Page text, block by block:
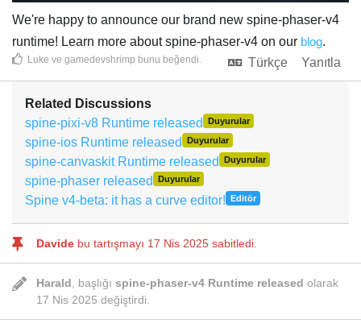
We're happy to announce our brand new spine-phaser-v4
runtime! Learn more about spine-phaser-v4 on our blog.
Türkçe
Yanıtla
Luke ve gamedevshrimp bunu beğendi.
Related Discussions
spine-pixi-v8 Runtime released
Duyurular
spine-ios Runtime released Duyurular
spine-canvaskit Runtime released Duyurular
spine-phaser released Duyurular
Spine v4-beta: it has a curve editor! Editör
Davide bu tartışmayı 17 Nis 2025 sabitledi.
Harald , başlığı spine-phaser-v4 Runtime released olarak
17 Nis 2025 değiştirdi.